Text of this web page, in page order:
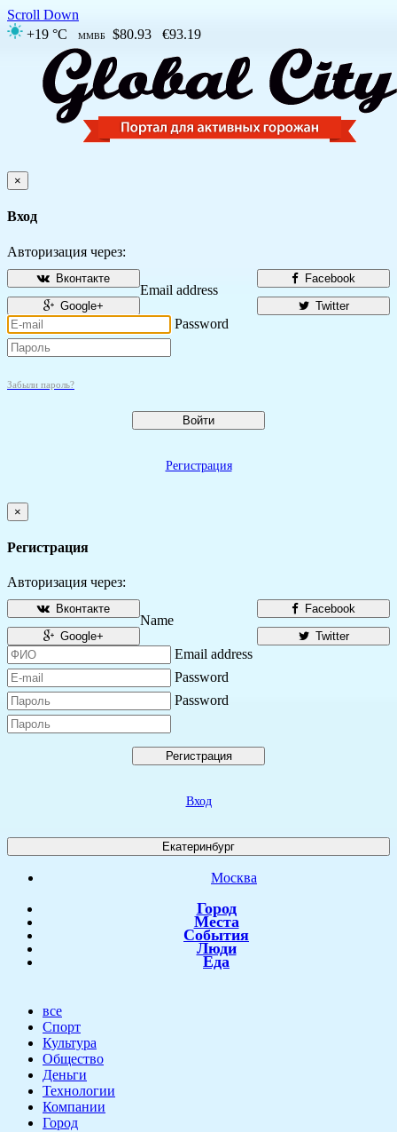
Scroll Down
+19 °C
ММВБ $80.93 €93.19
×
Вход
Авторизация через:
Facebook
Вконтакте
Twitter
Google+
Email address
Password
Забыли пароль?
Войти
Регистрация
×
Регистрация
Авторизация через:
Facebook
Вконтакте
Twitter
Google+
Name
Email address
Password
Password
Регистрация
Вход
Екатеринбург
Москва
Город
Места
События
Люди
Еда
все
Спорт
Культура
Общество
Деньги
Технологии
Компании
Город